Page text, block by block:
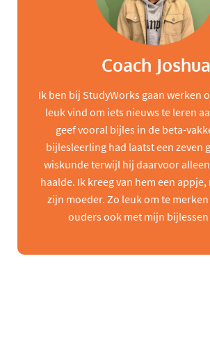
Coach Joshua
Ik ben bij StudyWorks gaan werken
leuk vind om iets nieuws te leren
geef vooral bijles in de beta-
bijlesleerling had laatst een zeven
wiskunde terwijl hij daarvoor
haalde. Ik kreeg van hem een
zijn moeder. Zo leuk om te
ouders ook met mijn